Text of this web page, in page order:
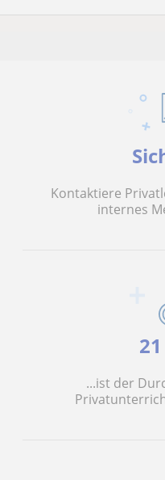
Kontaktiere
internes
...ist der